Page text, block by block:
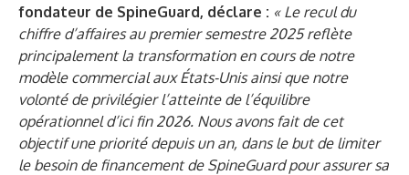
fondateur de SpineGuard, déclare : « Le recul du
chiffre d’affaires au premier semestre 2025 reflète
principalement la transformation en cours de notre
modèle commercial aux États-Unis ainsi que notre
volonté de privilégier l’atteinte de l’équilibre
opérationnel d’ici fin 2026. Nous avons fait de cet
objectif une priorité depuis un an, dans le but de limiter
le besoin de financement de SpineGuard pour assurer sa